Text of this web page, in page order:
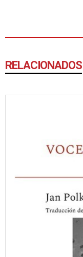
RELACIONADOS